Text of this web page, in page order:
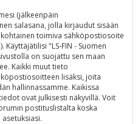
(jälkeenpäin
salasana, jolla kirjaudut sisään
toimiva sähköpostiosoite
"LS-FIN - Suomen
on suojattu sen maan
Kaikki muut tieto
lisäksi, joita
hallinnassamme. Kaikissa
ovat julkisesti näkyvillä. Voit
postituslistalta koska